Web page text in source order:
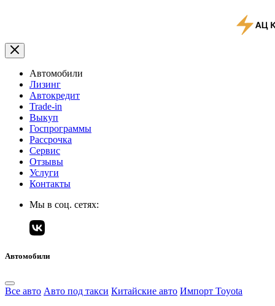
Автомобили
Лизинг
Автокредит
Trade-in
Выкуп
Госпрограммы
Рассрочка
Сервис
Отзывы
Услуги
Контакты
Мы в соц. сетях:
Автомобили
Все авто Авто под такси Китайские авто Импорт Toyota